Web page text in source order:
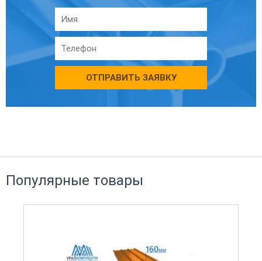
ОТПРАВИТЬ ЗАЯВКУ
Популярные товары